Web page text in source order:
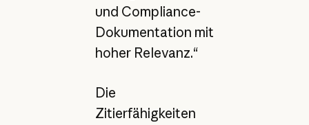
und Compliance-
Dokumentation mit
hoher Relevanz.“
Die
Zitierfähigkeiten